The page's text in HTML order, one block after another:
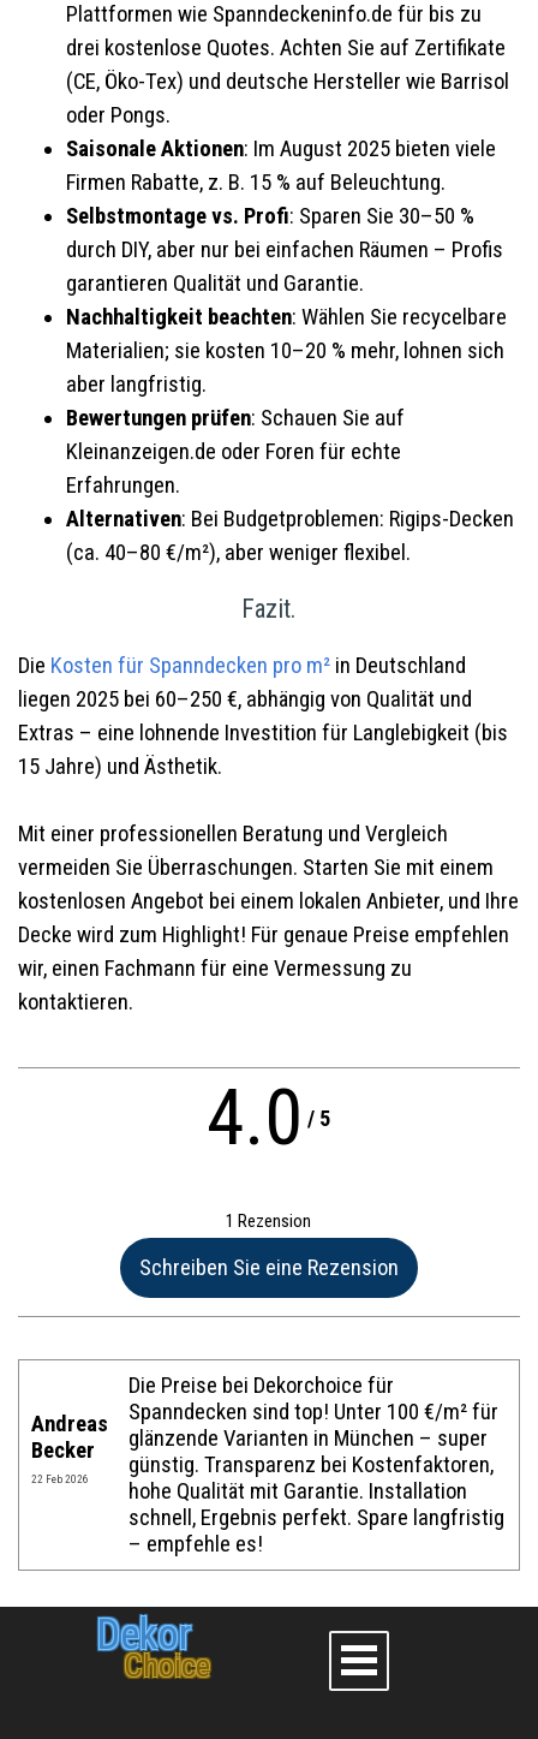
Plattformen wie Spanndeckeninfo.de für bis zu
drei kostenlose Quotes. Achten Sie auf Zertifikate
(CE, Öko-Tex) und deutsche Hersteller wie Barrisol
oder Pongs.
Saisonale Aktionen: Im August 2025 bieten viele
Firmen Rabatte, z. B. 15 % auf Beleuchtung.
Selbstmontage vs. Profi: Sparen Sie 30–50 %
durch DIY, aber nur bei einfachen Räumen – Profis
garantieren Qualität und Garantie.
Nachhaltigkeit beachten: Wählen Sie recycelbare
Materialien; sie kosten 10–20 % mehr, lohnen sich
aber langfristig.
Bewertungen prüfen: Schauen Sie auf
Kleinanzeigen.de oder Foren für echte
Erfahrungen.
Alternativen: Bei Budgetproblemen: Rigips-Decken
(ca. 40–80 €/m²), aber weniger flexibel.
Fazit.
Die Kosten für Spanndecken pro m² in Deutschland
liegen 2025 bei 60–250 €, abhängig von Qualität und
Extras – eine lohnende Investition für Langlebigkeit (bis
15 Jahre) und Ästhetik.
Mit einer professionellen Beratung und Vergleich
vermeiden Sie Überraschungen. Starten Sie mit einem
kostenlosen Angebot bei einem lokalen Anbieter, und Ihre
Decke wird zum Highlight! Für genaue Preise empfehlen
wir, einen Fachmann für eine Vermessung zu
kontaktieren.
4.0 / 5
1 Rezension
Website im Internet:
Bewertung:*
Andreas
Becker
22 Feb 2026
Die Preise bei Dekorchoice für
Spanndecken sind top! Unter 100 €/m² für
glänzende Varianten in München – super
günstig. Transparenz bei Kostenfaktoren,
hohe Qualität mit Garantie. Installation
schnell, Ergebnis perfekt. Spare langfristig
– empfehle es!
Dekor
Choice